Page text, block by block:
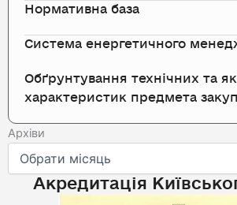
Нормативна база
Система енергетичного
Обґрунтування технічних та
характеристик предмета
Архіви
Архіви
Акредитація